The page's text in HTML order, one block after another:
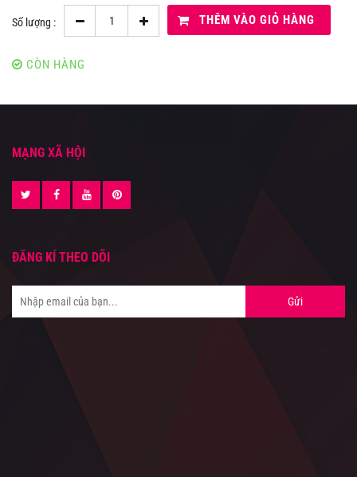
Số lượng : THÊM VÀO GIỎ HÀNG
CÒN HÀNG
MẠNG XÃ HỘI
ĐĂNG KÍ THEO DÕI
Gửi